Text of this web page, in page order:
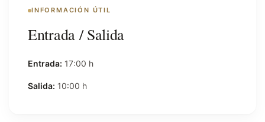
INFORMACIÓN ÚTIL
Entrada / Salida
Entrada: 17:00 h
Salida: 10:00 h